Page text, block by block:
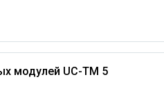
модулей UC-TM 5